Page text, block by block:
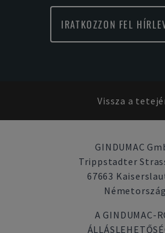
IRATKOZZON FEL
Vissza a
GINDUMAC
Trippstadter
67663
Németország
A GINDUMAC-